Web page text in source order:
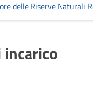
delle Riserve Naturali